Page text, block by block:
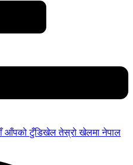
आँपको टुँडिखेल तेस्रो खेलमा नेपाल